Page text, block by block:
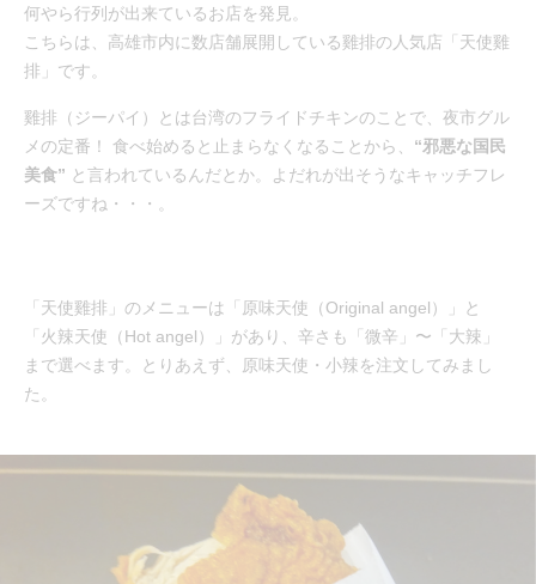
何やら行列が出来ているお店を発見。
こちらは、高雄市内に数店舗展開している雞排の人気店「天使雞
排」です。
雞排（ジーパイ）とは台湾のフライドチキンのことで、夜市グル
メの定番！ 食べ始めると止まらなくなることから、 “邪悪な国民
美食” と言われているんだとか。よだれが出そうなキャッチフレ
ーズですね・・・。
「天使雞排」のメニューは「原味天使（Original angel）」と
「火辣天使（Hot angel）」があり、辛さも「微辛」〜「大辣」
まで選べます。とりあえず、原味天使・小辣を注文してみまし
た。